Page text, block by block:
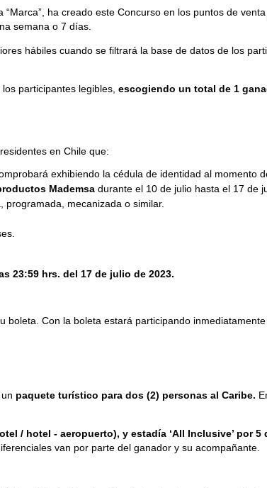
“Marca”, ha creado este Concurso en los puntos de
semana o 7 días.
hábiles cuando se filtrará la base de datos de los
participantes legibles, escogiendo un total de 1
en Chile que:
exhibiendo la cédula de identidad al momento
Mademsa durante el 10 de julio hasta el 17 de
mecanizada o similar.
23:59 hrs. del 17 de julio de 2023.
Con la boleta estará participando inmediatamente
paquete turístico para dos (2) personas al Caribe.
/ hotel - aeropuerto), y estadía ‘All Inclusive’ por
van por parte del ganador y su acompañante.